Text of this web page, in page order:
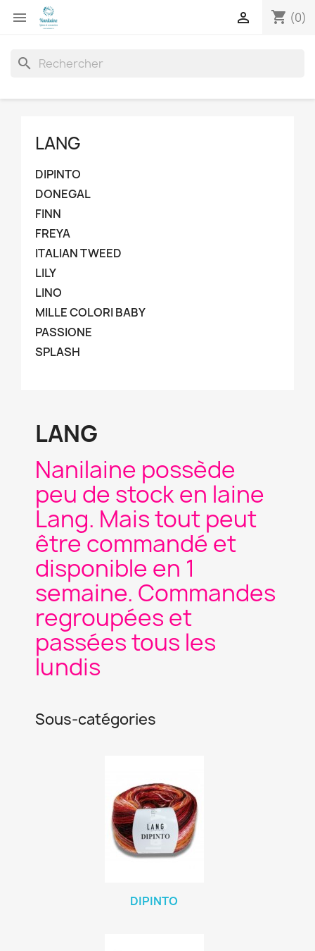
 shopping_cart (0)

search
LANG
DIPINTO
DONEGAL
FINN
FREYA
ITALIAN TWEED
LILY
LINO
MILLE COLORI BABY
PASSIONE
SPLASH
LANG
Nanilaine possède
peu de stock en laine
Lang. Mais tout peut
être commandé et
disponible en 1
semaine. Commandes
regroupées et
passées tous les
lundis
Sous-catégories
DIPINTO